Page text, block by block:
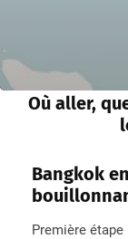
Où aller,
Bangkok
Première